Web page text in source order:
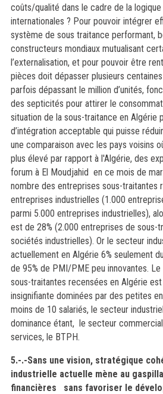
coûts/qualité dans le cadre de la logique
internationales ? Pour pouvoir intégrer
système de sous traitance performant,
constructeurs mondiaux mutualisant
l’externalisation, et pour pouvoir être
pièces doit dépasser plusieurs
parfois dépassant le million d’unités,
des septicités pour attirer le
situation de la sous-traitance en Algérie
d’intégration acceptable qui puisse
une comparaison avec les pays voisins
plus élevé par rapport à l'Algérie, des
forum à El Moudjahid en ce mois de
nombre des entreprises sous-traitantes
entreprises industrielles (1.000
parmi 5.000 entreprises industrielles),
est de 28% (2.000 entreprises de sous-
sociétés industrielles). Or le secteur
actuellement en Algérie 6% seulement
de 95% de PMI/PME peu innovantes.
sous-traitantes recensées en Algérie
insignifiante dominées par des petites
moins de 10 salariés, le secteur
dominance étant, le secteur
services, le BTPH.
5.-.-Sans une vision, stratégique
industrielle actuelle mène au
financières sans favoriser le